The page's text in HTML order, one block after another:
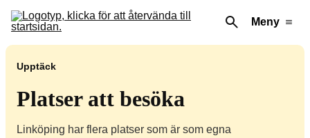
Meny
Upptäck
Platser att besöka
Linköping har flera platser som är som egna